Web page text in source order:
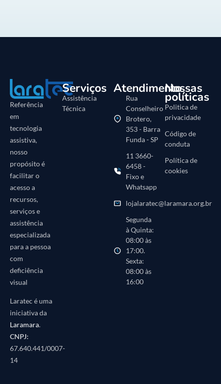
Referência
em
tecnologia
assistiva,
nosso
propósito é
facilitar o
acesso a
recursos,
serviços e
assistência
especializada
para a pessoa
com
deficiência
visual
Laratec é uma
iniciativa da
Laramara.
CNPJ:
67.640.441/0007-
14
Serviços
Assistência
Técnica
Atendimento
Rua
Conselheiro
Brotero,
353 - Barra
Funda - SP
11 3660-
6458 -
Fixo e
Whatsapp
lojalaratec@laramara.org.br
Segunda
à Quinta:
08:00 às
17:00.
Sexta:
08:00 às
16:00
Nossas
políticas
Politica de
privacidade
Código de
conduta
Política de
cookies